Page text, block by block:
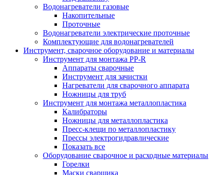
Водонагреватели газовые
Накопительные
Проточные
Водонагреватели электрические проточные
Комплектующие для водонагревателей
Инструмент, сварочное оборудование и материалы
Инструмент для монтажа PP-R
Аппараты сварочные
Инструмент для зачистки
Нагреватели для сварочного аппарата
Ножницы для труб
Инструмент для монтажа металлопластика
Калибраторы
Ножницы для металлопластика
Пресс-клещи по металлопластику
Прессы электрогидравлические
Показать все
Оборудование сварочное и расходные материалы
Горелки
Маски сварщика